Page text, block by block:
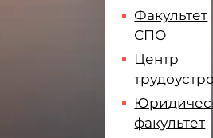
Факультет
СПО
Центр
факультет